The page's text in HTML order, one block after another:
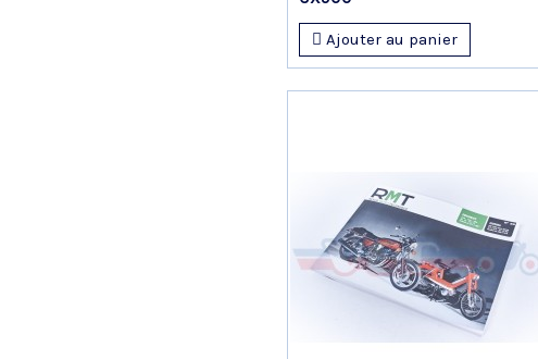
Ajouter au panier